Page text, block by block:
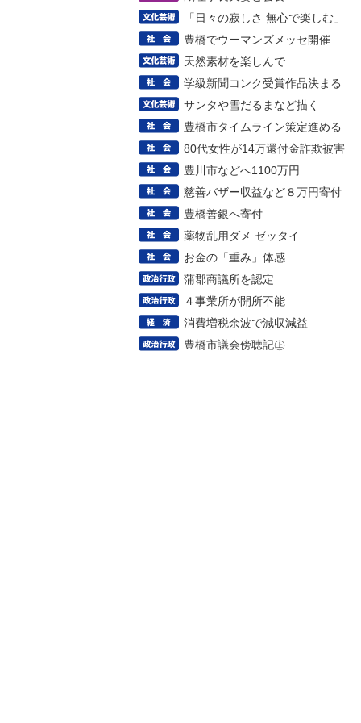
「日々の寂しさ 無心で楽しむ」
豊橋でウーマンズメッセ開催
天然素材を楽しんで
学級新聞コンク受賞作品決まる
サンタや雪だるまなど描く
豊橋市タイムライン策定進める
80代女性が14万還付金詐欺被害
豊川市などへ1100万円
慈善バザー収益など８万円寄付
豊橋善銀へ寄付
薬物乱用ダメ ゼッタイ
お金の「重み」体感
蒲郡商議所を認定
４事業所が開所不能
消費増税余波で減収減益
豊橋市議会傍聴記㊤